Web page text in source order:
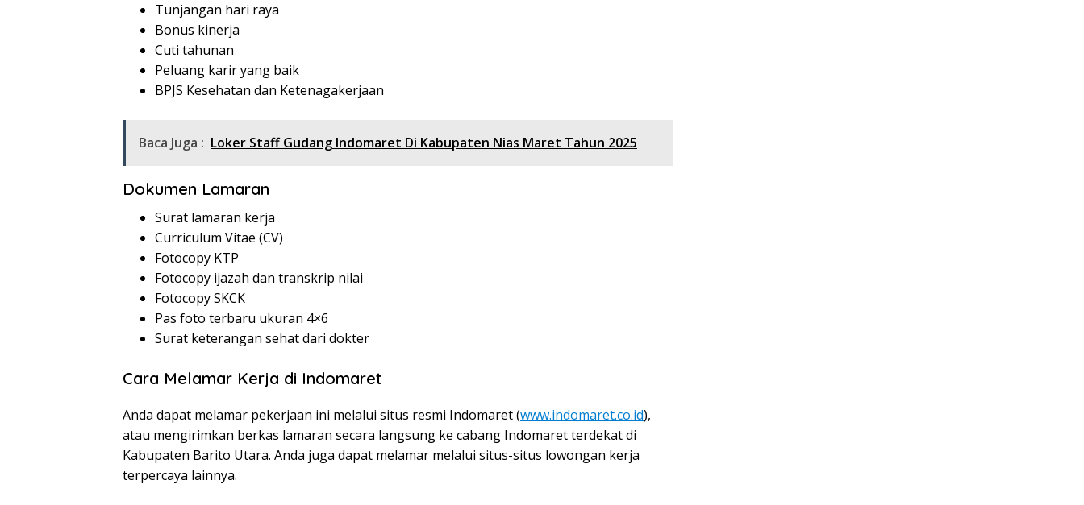
Tunjangan hari raya
Bonus kinerja
Cuti tahunan
Peluang karir yang baik
BPJS Kesehatan dan Ketenagakerjaan
Baca Juga : Loker Staff Gudang Indomaret Di Kabupaten Nias Maret Tahun 2025
Dokumen Lamaran
Surat lamaran kerja
Curriculum Vitae (CV)
Fotocopy KTP
Fotocopy ijazah dan transkrip nilai
Fotocopy SKCK
Pas foto terbaru ukuran 4×6
Surat keterangan sehat dari dokter
Cara Melamar Kerja di Indomaret
Anda dapat melamar pekerjaan ini melalui situs resmi Indomaret (www.indomaret.co.id),
atau mengirimkan berkas lamaran secara langsung ke cabang Indomaret terdekat di
Kabupaten Barito Utara. Anda juga dapat melamar melalui situs-situs lowongan kerja
terpercaya lainnya.